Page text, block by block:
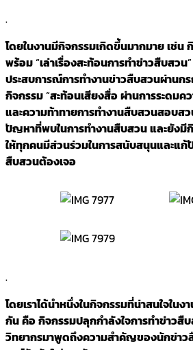
.
โดยในงานมีกิจกรรมเกิดขึ้นมากมายเช่น
พร้อม“เล่าเรื่องสะท้อนการทำข่าวสืบสวน”
ประสบการณ์การทำงานข่าวสืบสวนผ่าน
กิจกรรม“สะท้อนเสียงสื่อผ่านการระดมค
และความท้าทายการทำงานสืบสวนสอบส
ปัญหาที่พบในการทำงานสืบสวนและยังมี
ให้ทุกคนมีส่วนร่วมในการสนับสนุนและแ
สืบสวนต้องเจอ
.
โดยเราได้นำหนึ่งในกิจกรรมที่น่าสนใจในง
กันคือกิจกรรมปลุกกำลังใจการทำข่าวสื
วิทยากรมาพูดถึงความสำคัญของนักข่าว